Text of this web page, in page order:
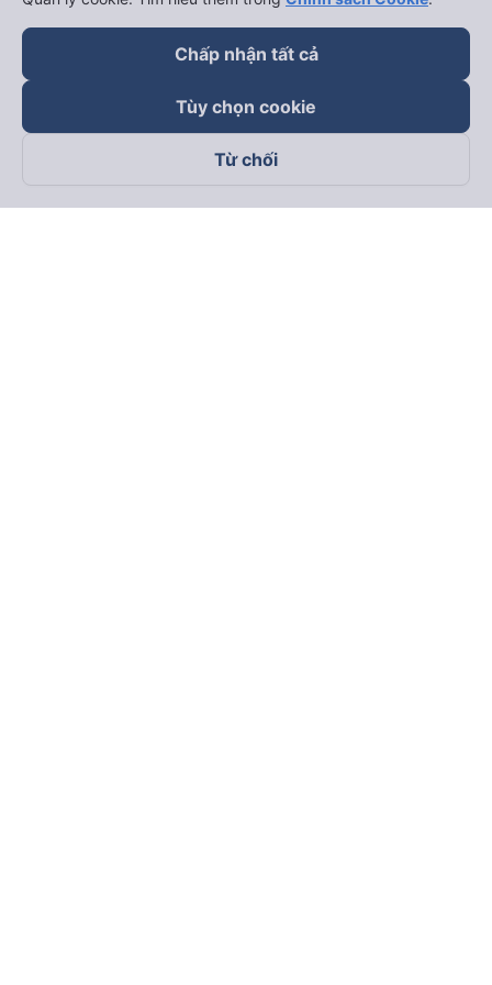
Xe đi Đà Lạt từ Sài Gòn
Xe đi Hải Phòng từ Hà Nội
Xe đi Vinh từ Hà Nội
Vé tàu Sài Gòn Hà Nội
Vé tàu Nha Trang Đà
Vé tàu Đà Nẵng Huế
Vé tàu Hà Nội Vinh
Thuê xe
Chấp nhận tất cả
Tùy chọn cookie
Từ chối